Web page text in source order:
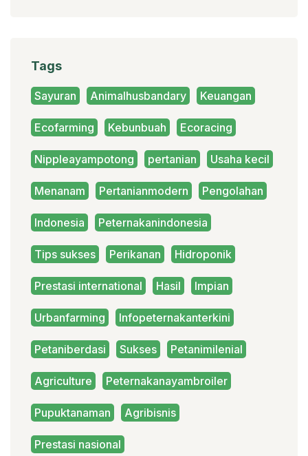
Tags
Sayuran Animalhusbandary Keuangan
Ecofarming Kebunbuah Ecoracing
Nippleayampotong pertanian Usaha kecil
Menanam Pertanianmodern Pengolahan
Indonesia Peternakanindonesia
Tips sukses Perikanan Hidroponik
Prestasi international Hasil Impian
Urbanfarming Infopeternakanterkini
Petaniberdasi Sukses Petanimilenial
Agriculture Peternakanayambroiler
Pupuktanaman Agribisnis
Prestasi nasional